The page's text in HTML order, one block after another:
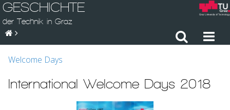
GESCHICHTE
der Technik in Graz
Welcome Days
International Welcome Days 2018